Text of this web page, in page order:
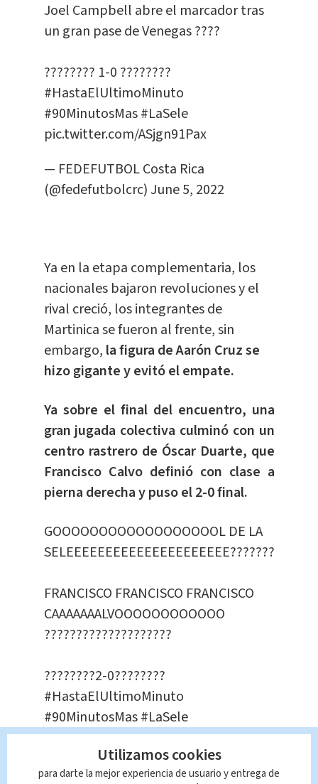
Joel Campbell abre el marcador tras
un gran pase de Venegas ????
???????? 1-0 ????????
#HastaElUltimoMinuto
#90MinutosMas#LaSele
pic.twitter.com/ASjgn91Pax
— FEDEFUTBOL Costa Rica
(@fedefutbolcrc)June 5, 2022
Ya en la etapa complementaria, los
nacionales bajaron revoluciones y el
rival creció, los integrantes de
Martinica se fueron al frente, sin
embargo, la figura de Aarón Cruz se
hizo gigante y evitó el empate.
Ya sobre el final del encuentro, una
gran jugada colectiva culminó con un
centro rastrero de Óscar Duarte, que
Francisco Calvo definió con clase a
pierna derecha y puso el 2-0 final.
GOOOOOOOOOOOOOOOOOOL DE LA
FRANCISCO FRANCISCO FRANCISCO
CAAAAAAALVOOOOOOOOOOOO
????????????????????
????????2-0????????
#HastaElUltimoMinuto
#90MinutosMas#LaSele
pic.twitter.com/MihIOjkRvj
— FEDEFUTBOL Costa Rica
Utilizamos cookies
para darte la mejor experiencia de usuario y entrega de